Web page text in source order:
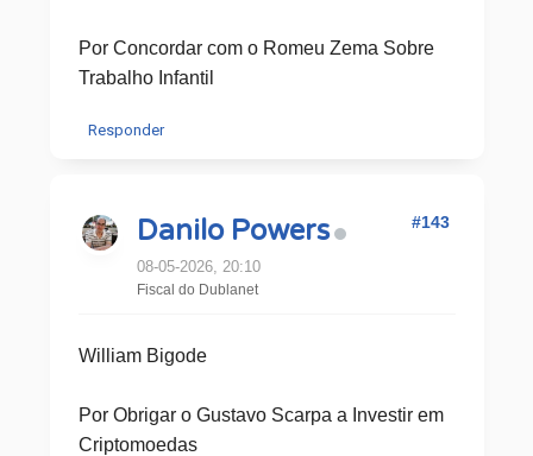
Por Concordar com o Romeu Zema Sobre
Trabalho Infantil
Responder
Danilo Powers
08-05-2026, 20:10
Fiscal do Dublanet
#143
William Bigode
Por Obrigar o Gustavo Scarpa a Investir em
Criptomoedas